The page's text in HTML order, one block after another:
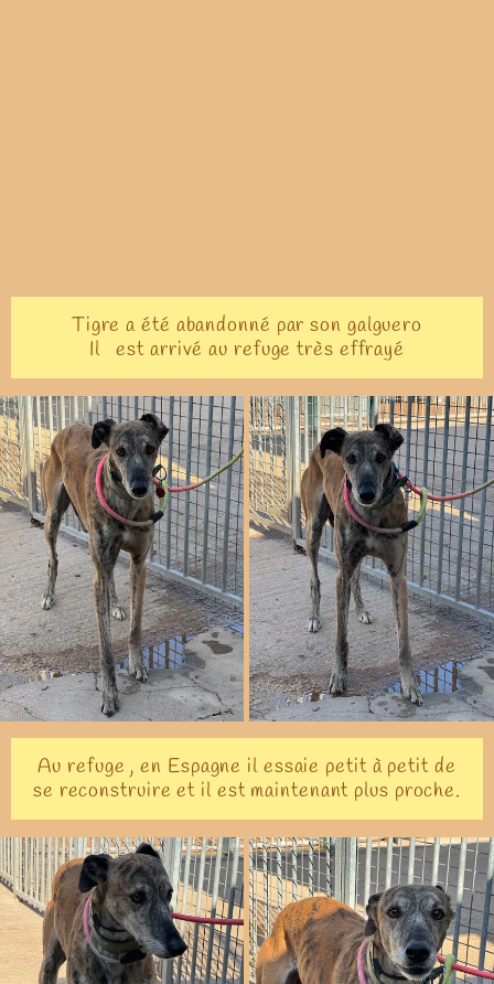
Tigre a été abandonné par son galguero
Il est arrivé au refuge très effrayé
Au refuge , en Espagne il essaie petit à petit de
se reconstruire et il est maintenant plus proche.